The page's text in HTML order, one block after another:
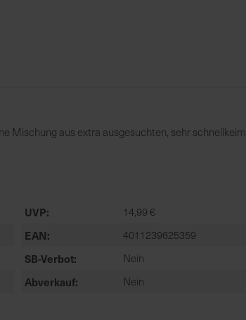
Mischung aus extra ausgesuchten, sehr
UVP 14,99 €
EAN 4011239625359
SB-Verbot Nein
Abverkauf Nein